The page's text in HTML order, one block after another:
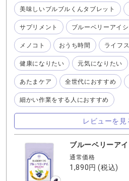
支えてくれているのは、いつもの
アイ DELUXE』 『60代からのあ
ツ感覚で時々ぼりぽり食べている
イ ブルブルくんタブレット』で
から「編み物してると大変じゃな
サポートされているから大丈夫よ
美味しいブルブルくんタブレット
サプリメント ブルーベリーアイ
メノコト おうち時間 ライフ
健康になりたい 元気になりたい
あたまケア 全世代におすすめ
細かい作業をする人におすすめ
レビューを見
ブルーベリーア
通常価格
1,890円(税込)